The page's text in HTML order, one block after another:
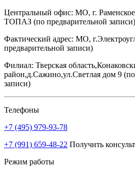
Центральный офис: МО, г.
ТОПАЗ (по предварительной записи)
Фактический адрес: МО,
предварительной записи)
Филиал: Тверская
район,д.Сажино,ул.Светлая дом 9
записи)
Телефоны
+7 (495) 979-93-78
+7 (991) 659-48-22 Получить
Режим работы